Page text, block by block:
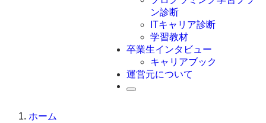
Ruby
ン診断
ITキャリア診断
学習教材
卒業生インタビュー
キャリアブック
運営元について
ホーム